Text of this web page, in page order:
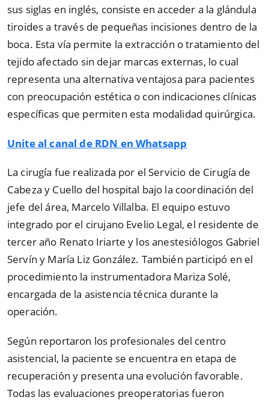
sus siglas en inglés, consiste en acceder a la glándula
tiroides a través de pequeñas incisiones dentro de la
boca. Esta vía permite la extracción o tratamiento del
tejido afectado sin dejar marcas externas, lo cual
representa una alternativa ventajosa para pacientes
con preocupación estética o con indicaciones clínicas
específicas que permiten esta modalidad quirúrgica.
Unite al canal de RDN en Whatsapp
La cirugía fue realizada por el Servicio de Cirugía de
Cabeza y Cuello del hospital bajo la coordinación del
jefe del área, Marcelo Villalba. El equipo estuvo
integrado por el cirujano Evelio Legal, el residente de
tercer año Renato Iriarte y los anestesiólogos Gabriel
Servín y María Liz González. También participó en el
procedimiento la instrumentadora Mariza Solé,
encargada de la asistencia técnica durante la
operación.
Según reportaron los profesionales del centro
asistencial, la paciente se encuentra en etapa de
recuperación y presenta una evolución favorable.
Todas las evaluaciones preoperatorias fueron